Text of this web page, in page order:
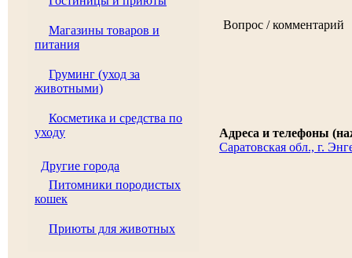
Магазины товаров и
питания
Груминг (уход за
животными)
Косметика и средства по
уходу
Другие города
Питомники породистых
кошек
Приюты для животных
Вопрос / комментарий
Адреса и телефоны
Саратовская обл., г.